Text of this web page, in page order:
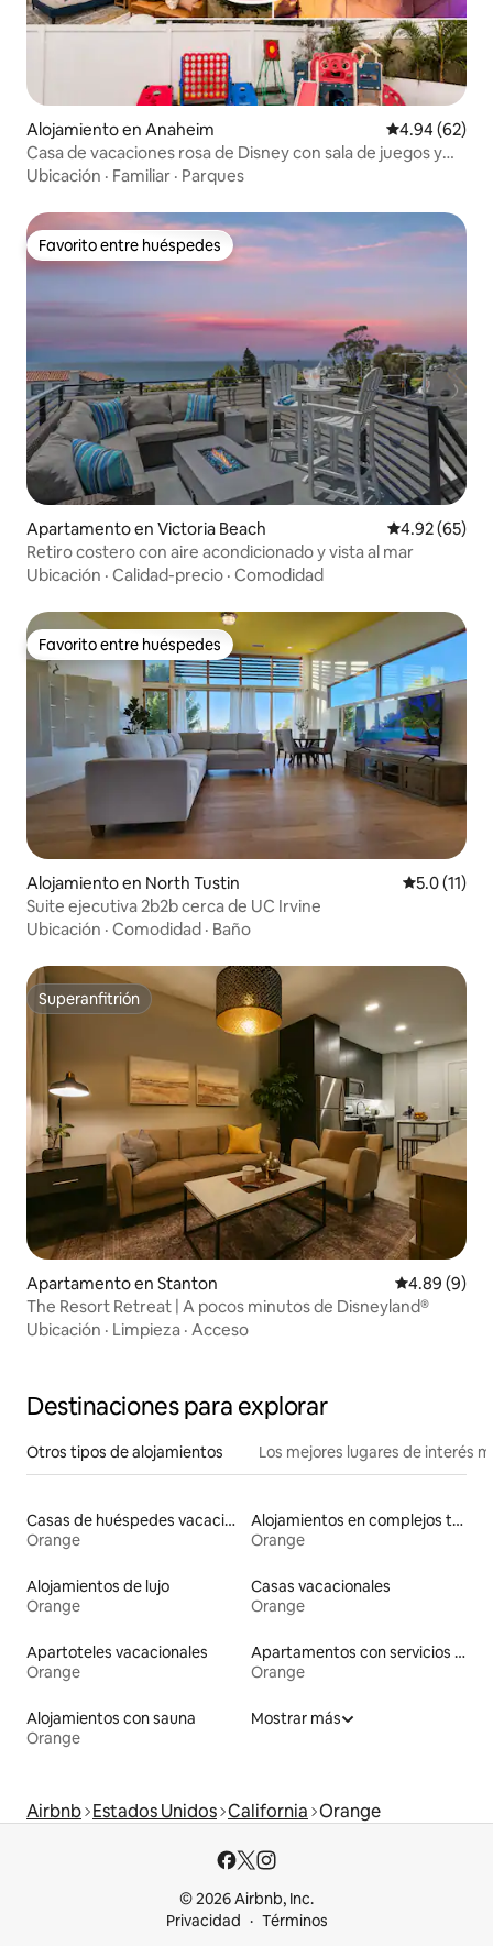
Alojamiento en Anaheim Calificación
4.94 (62)
Casa de vacaciones rosa de Disney con sala de juegos y
cine
Ubicación · Familiar · Parques
Favorito entre huéspedes
Favorito entre huéspedes
Apartamento en Victoria Beach Calificación
4.92 (65)
Retiro costero con aire acondicionado y vista al mar
Ubicación · Calidad-precio · Comodidad
Favorito entre huéspedes
Favorito entre huéspedes
Alojamiento en North Tustin Calificación
5.0 (11)
Suite ejecutiva 2b2b cerca de UC Irvine
Ubicación · Comodidad · Baño
Superanfitrión
Superanfitrión
Apartamento en Stanton Calificación
4.89 (9)
The Resort Retreat | A pocos minutos de Disneyland®
Ubicación · Limpieza · Acceso
Destinaciones para explorar
Otros tipos de alojamientos Los mejores lugares de interés
Casas de huéspedes vacacionales
Orange
Alojamientos en complejos turísticos
Orange
Alojamientos de lujo
Orange
Casas vacacionales
Orange
Apartoteles vacacionales
Orange
Apartamentos con servicios incluidos vacacionales
Orange
Alojamientos con sauna
Orange
Mostrar más
Airbnb Estados Unidos California Orange
© 2026 Airbnb, Inc.
Privacidad
Términos